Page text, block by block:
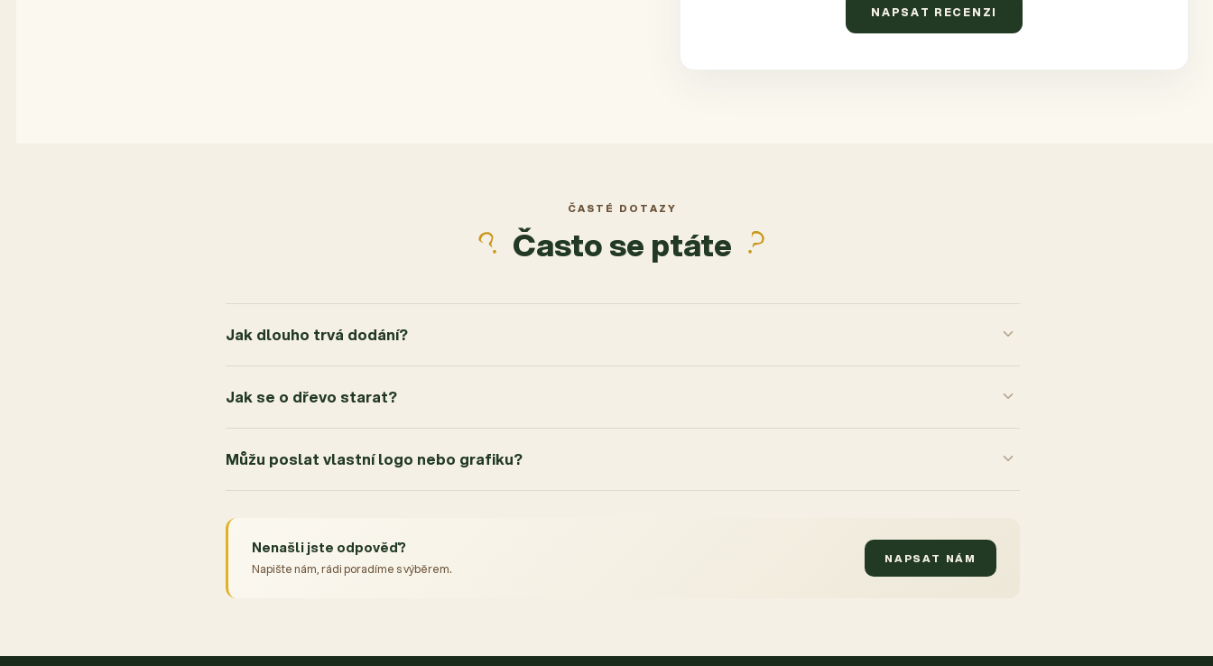
NAPSAT RECENZI
ČASTÉ DOTAZY
Často se ptáte
Jak dlouho trvá dodání?
Jak se o dřevo starat?
Můžu poslat vlastní logo nebo grafiku?
Nenašli jste odpověď?
Napište nám, rádi poradíme s výběrem.
NAPSAT NÁM